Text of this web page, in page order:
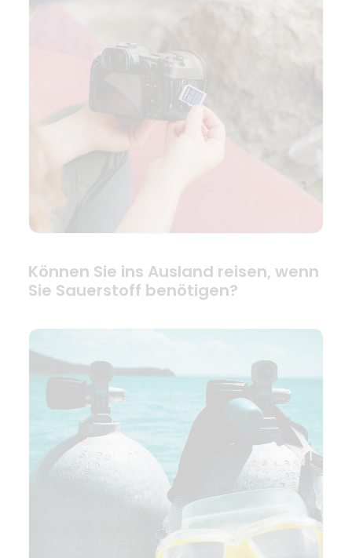
Können Sie ins Ausland reisen, wenn
Sie Sauerstoff benötigen?